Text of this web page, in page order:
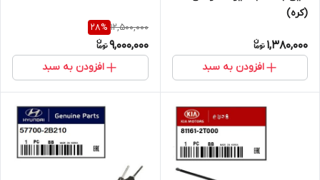
(کره)
1,380,000
افزودن به سبد
12,500,000
28%
9,000,000
افزودن به سبد